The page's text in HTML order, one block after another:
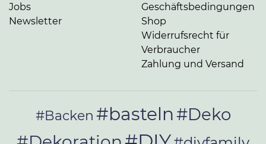
Jobs
Newsletter
Geschäftsbedingungen
Shop
Widerrufsrecht für
Verbraucher
Zahlung und Versand
#Backen #basteln#Deko